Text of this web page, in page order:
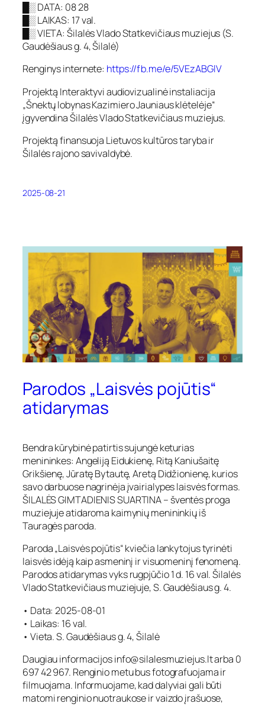
█░ DATA: 08 28
█░ LAIKAS: 17 val.
█░ VIETA: Šilalės Vlado Statkevičiaus muziejus (S.
Gaudėšiaus g. 4, Šilalė)
Renginys internete: https://fb.me/e/5VEzABGlV
Projektą Interaktyvi audiovizualinė instaliacija
„Šnektų lobynas Kazimiero Jauniaus klėtelėje“
įgyvendina Šilalės Vlado Statkevičiaus muziejus.
Projektą finansuoja Lietuvos kultūros taryba ir
Šilalės rajono savivaldybė.
2025-08-21
Parodos „Laisvės pojūtis“
atidarymas
Bendra kūrybinė patirtis sujungė keturias
menininkes: Angeliją Eidukienę, Ritą Kaniušaitę
Grikšienę, Jūratę Bytautę, Aretą Didžionienę, kurios
savo darbuose nagrinėja įvairialypes laisvės formas.
ŠILALĖS GIMTADIENIS SUARTINA – šventės proga
muziejuje atidaroma kaimynių menininkių iš
Tauragės paroda.
Paroda „Laisvės pojūtis“ kviečia lankytojus tyrinėti
laisvės idėją kaip asmeninį ir visuomeninį fenomeną.
Parodos atidarymas vyks rugpjūčio 1 d. 16 val. Šilalės
Vlado Statkevičiaus muziejuje, S. Gaudėšiaus g. 4.
• Data: 2025-08-01
• Laikas: 16 val.
• Vieta. S. Gaudėšiaus g. 4, Šilalė
Daugiau informacijos info@silalesmuziejus.lt arba 0
697 42 967. Renginio metu bus fotografuojama ir
filmuojama. Informuojame, kad dalyviai gali būti
matomi renginio nuotraukose ir vaizdo įrašuose,